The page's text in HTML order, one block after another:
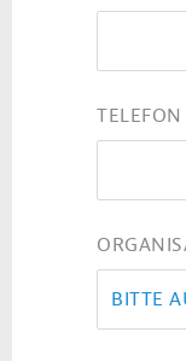
TELEFON
BITTE